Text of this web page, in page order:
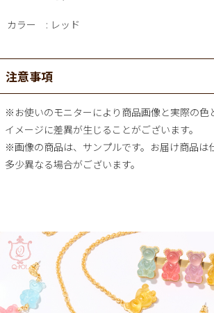
カラー レッド
注意事項
※お使いのモニターにより商品画像と実際の色
イメージに差異が生じることがございます。
※画像の商品は、サンプルです。お届け商品は
多少異なる場合がございます。